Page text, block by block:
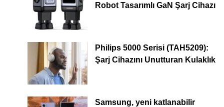
Robot Tasarımlı GaN Şarj Cihazı
Philips 5000 Serisi (TAH5209):
Şarj Cihazını Unutturan Kulaklık
Samsung, yeni katlanabilir